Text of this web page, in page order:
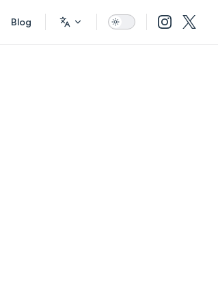
Blog